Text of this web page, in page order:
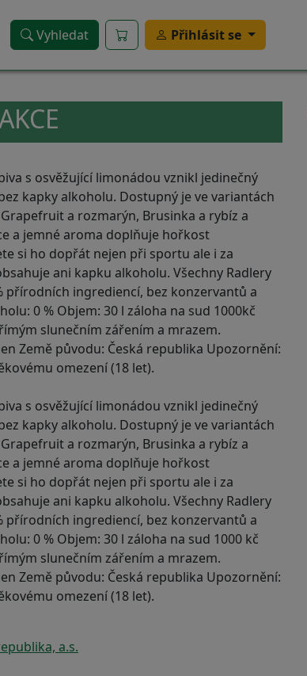
Vyhledat Přihlásit se
s osvěžující limonádou vznikl jedinečný
kapky alkoholu. Dostupný je ve variantách
a rozmarýn, Brusinka a rybíz a
a jemné aroma doplňuje hořkost
si ho dopřát nejen při sportu ale i za
ani kapku alkoholu. Všechny Radlery
přírodních ingrediencí, bez konzervantů a
0 % Objem: 30 l záloha na sud 1000kč
slunečním zářením a mrazem.
Země původu: Česká republika Upozornění:
omezení (18 let).
s osvěžující limonádou vznikl jedinečný
kapky alkoholu. Dostupný je ve variantách
a rozmarýn, Brusinka a rybíz a
a jemné aroma doplňuje hořkost
si ho dopřát nejen při sportu ale i za
ani kapku alkoholu. Všechny Radlery
přírodních ingrediencí, bez konzervantů a
0 % Objem: 30 l záloha na sud 1000 kč
slunečním zářením a mrazem.
Země původu: Česká republika Upozornění:
omezení (18 let).
a.s.